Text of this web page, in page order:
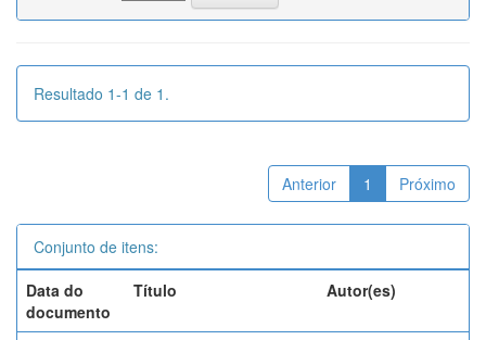
Resultado 1-1 de 1.
Anterior 1 Próximo
Conjunto de itens:
Data do
documento
Título Autor(es)